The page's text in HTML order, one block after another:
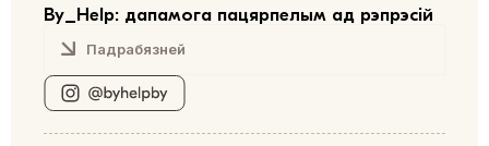
By_Help: дапамога пацярпелым ад рэпрэсій
Падрабязней